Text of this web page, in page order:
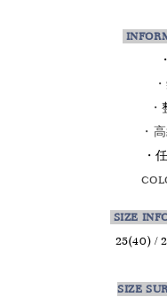
・
・
・
・
SIZE
25(40) /
SIZE